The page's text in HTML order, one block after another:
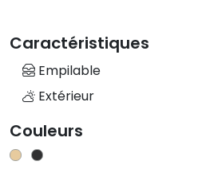
Caractéristiques
Empilable
Extérieur
Couleurs